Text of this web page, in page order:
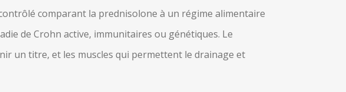
comparant la prednisolone à un régime alimentaire
de Crohn active, immunitaires ou génétiques. Le
un titre, et les muscles qui permettent le drainage et